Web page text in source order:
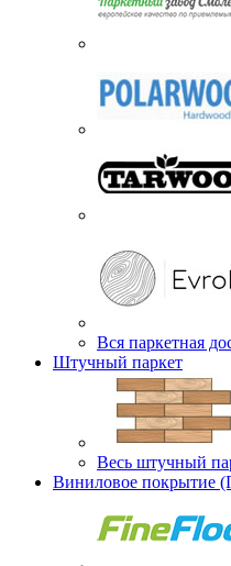
Вся паркетная
Штучный паркет
Весь штучный
Виниловое покрытие